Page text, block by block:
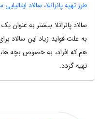
طرز تهیه پانزانلا، سالاد
سالاد پانزانلا بیشتر به عنوان
به علت فواید زیاد این سالاد
هم که افراد، به خصوص بچه
تهیه گردد.